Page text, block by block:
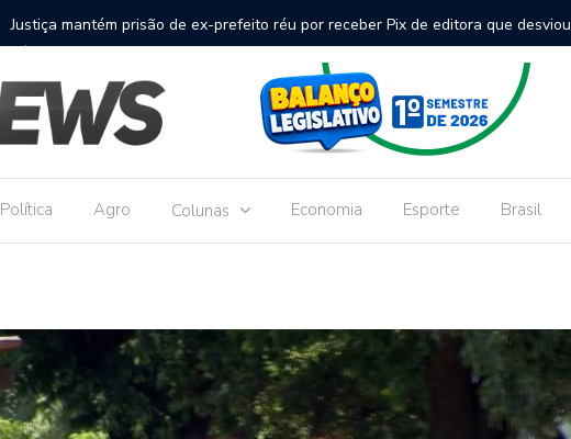
Construção do terminal de passageiros no Aeroporto de Dourados vai custar R$
9,8 milhões
Política Agro Colunas Economia Esporte Brasil